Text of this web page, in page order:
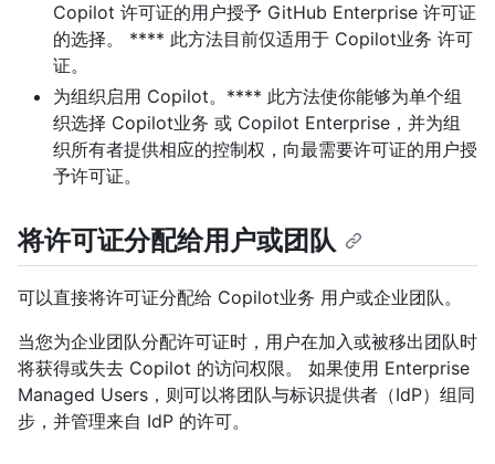
Copilot 许可证的用户授予 GitHub Enterprise 许可证
的选择。 **** 此方法目前仅适用于 Copilot业务 许可
证。
为组织启用 Copilot。**** 此方法使你能够为单个组
织选择 Copilot业务 或 Copilot Enterprise，并为组
织所有者提供相应的控制权，向最需要许可证的用户授
予许可证。
将许可证分配给用户或团队
可以直接将许可证分配给 Copilot业务 用户或企业团队。
当您为企业团队分配许可证时，用户在加入或被移出团队时
将获得或失去 Copilot 的访问权限。 如果使用 Enterprise
Managed Users，则可以将团队与标识提供者（IdP）组同
步，并管理来自 IdP 的许可。